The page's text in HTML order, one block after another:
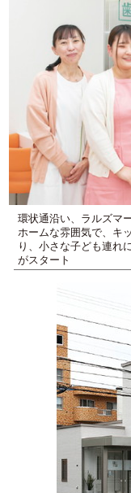
環状通沿い、ラルズマ
ホームな雰囲気で、キ
り、小さな子ども連れ
がスタート